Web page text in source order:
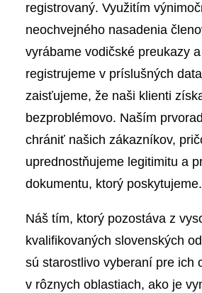
registrovaný. Využitím
neochvejného nasadenia
vyrábame vodičské preukazy
registrujeme v príslušných
zaisťujeme, že naši klienti
bezproblémovo. Naším
chrániť našich zákazníkov,
uprednostňujeme legitimitu a
dokumentu, ktorý poskytujeme.
Náš tím, ktorý pozostáva z
kvalifikovaných slovenských
sú starostlivo vyberaní pre ich
v rôznych oblastiach, ako je